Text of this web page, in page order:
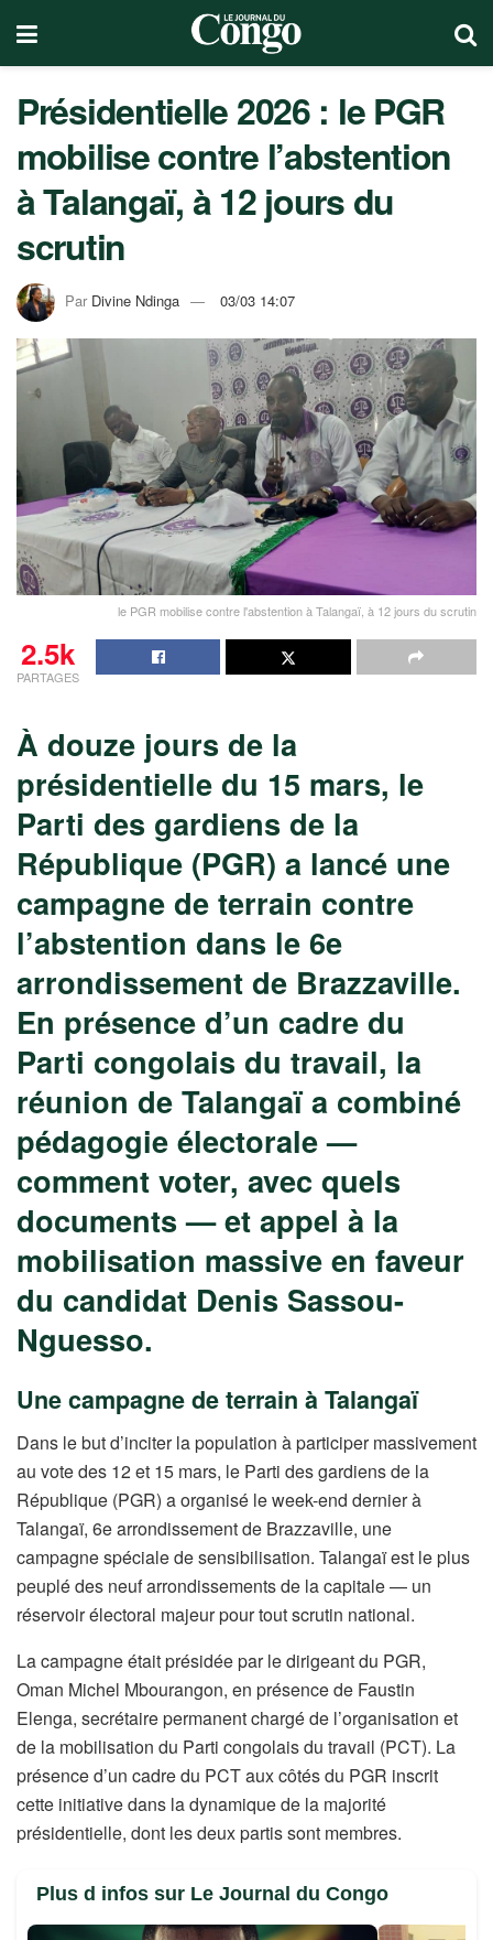
Présidentielle 2026 : le PGR
mobilise contre l’abstention
à Talangaï, à 12 jours du
scrutin
Par Divine Ndinga 03/03 14:07
le PGR mobilise contre l'abstention à Talangaï, à 12 jours du scrutin
2.5k
PARTAGES
À douze jours de la
présidentielle du 15 mars, le
Parti des gardiens de la
République (PGR) a lancé une
campagne de terrain contre
l’abstention dans le 6e
arrondissement de Brazzaville.
En présence d’un cadre du
Parti congolais du travail, la
réunion de Talangaï a combiné
pédagogie électorale —
comment voter, avec quels
documents — et appel à la
mobilisation massive en faveur
du candidat Denis Sassou-
Nguesso.
Une campagne de terrain à Talangaï
Dans le but d’inciter la population à participer massivement
au vote des 12 et 15 mars, le Parti des gardiens de la
République (PGR) a organisé le week-end dernier à
Talangaï, 6e arrondissement de Brazzaville, une
campagne spéciale de sensibilisation. Talangaï est le plus
peuplé des neuf arrondissements de la capitale — un
réservoir électoral majeur pour tout scrutin national.
La campagne était présidée par le dirigeant du PGR,
Oman Michel Mbourangon, en présence de Faustin
Elenga, secrétaire permanent chargé de l’organisation et
de la mobilisation du Parti congolais du travail (PCT). La
présence d’un cadre du PCT aux côtés du PGR inscrit
cette initiative dans la dynamique de la majorité
présidentielle, dont les deux partis sont membres.
Plus d infos sur Le Journal du Congo